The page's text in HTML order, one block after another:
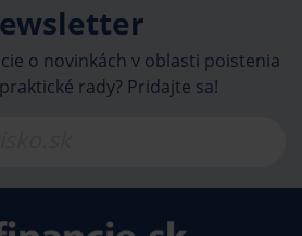
o novinkách v oblasti poistenia
rady? Pridajte sa!